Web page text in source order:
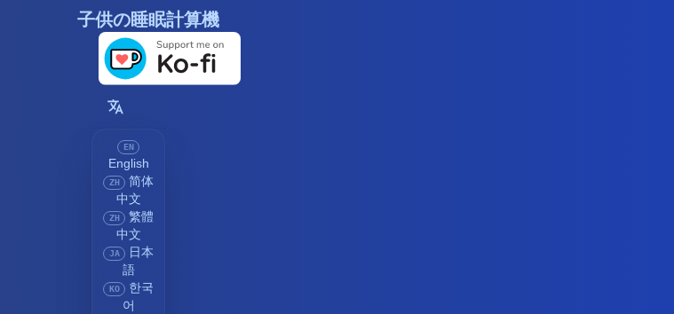
子供の睡眠計算機
EN
English
ZH
简体
中文
ZH
繁體
中文
JA
日本
語
KO
한국
어